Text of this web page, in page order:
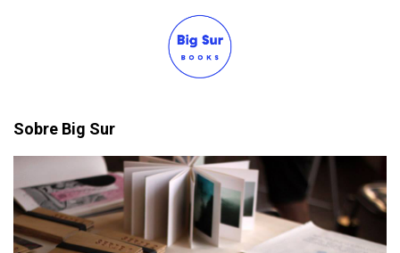
Sobre Big Sur